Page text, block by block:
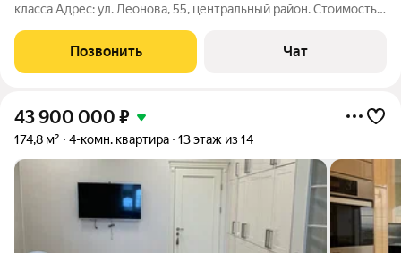
класса Адрес: ул. Леонова, 55, центральный район. Стоимость
Общая площадь: 60 м. Кухня: 12,4 м. Жилая площадь: 34 м
(комнаты 17.1 и 16.9 м).
Позвонить Чат
43 900 000 ₽
174,8 м² 4-комн. квартира 13 этаж из 14